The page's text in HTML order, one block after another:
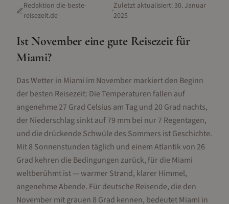
Redaktion die-beste-
reisezeit.de
·Zuletzt aktualisiert: 30. Januar
2025
Ist November eine gute Reisezeit für
Miami?
Das Wetter in Miami im November markiert den Beginn
der besten Reisezeit: Die Temperaturen fallen auf
angenehme 27 Grad Celsius am Tag und 20 Grad nachts,
der Niederschlag sinkt auf 79 mm bei nur 7 Regentagen,
und die drückende Schwüle des Sommers ist Geschichte.
Mit 8 Sonnenstunden täglich und einem Atlantik von 26
Grad kehren die Bedingungen zurück, für die Miami
weltberühmt ist — warmer Strand, klarer Himmel,
angenehme Abende. Für deutsche Reisende, die den
November mit grauen 8 Grad kennen, bedeutet Miami in